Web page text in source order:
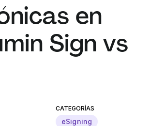
en
Sign vs
CATEGORÍAS
eSigning